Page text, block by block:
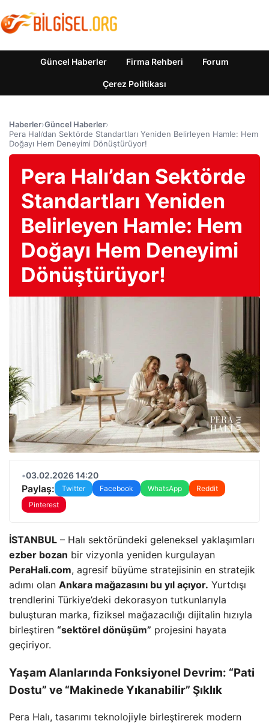
Güncel Haberler Firma Rehberi Forum
Çerez Politikası
Haberler›Güncel Haberler›
Pera Halı’dan Sektörde Standartları Yeniden Belirleyen Hamle: Hem
Doğayı Hem Deneyimi Dönüştürüyor!
Pera Halı’dan Sektörde
Standartları Yeniden
Belirleyen Hamle: Hem
Doğayı Hem Deneyimi
Dönüştürüyor!
•03.02.2026 14:20
Paylaş: Twitter Facebook WhatsApp
Reddit
Pinterest
İSTANBUL – Halı sektöründeki geleneksel yaklaşımları
ezber bozan bir vizyonla yeniden kurgulayan
PeraHali.com, agresif büyüme stratejisinin en stratejik
adımı olan Ankara mağazasını bu yıl açıyor. Yurtdışı
trendlerini Türkiye’deki dekorasyon tutkunlarıyla
buluşturan marka, fiziksel mağazacılığı dijitalin hızıyla
birleştiren “sektörel dönüşüm” projesini hayata
geçiriyor.
Yaşam Alanlarında Fonksiyonel Devrim: “Pati
Dostu” ve “Makinede Yıkanabilir” Şıklık
Pera Halı, tasarımı teknolojiyle birleştirerek modern